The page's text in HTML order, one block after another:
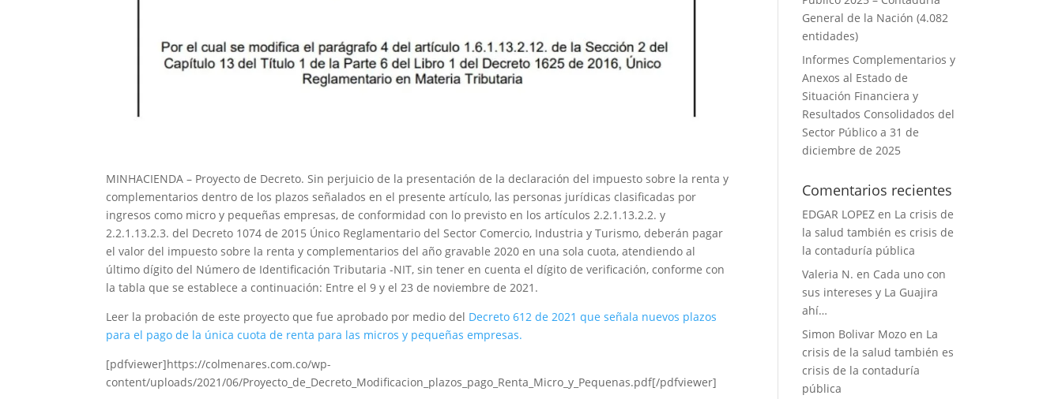
MINHACIENDA – Proyecto de Decreto. Sin perjuicio de la presentación de la declaración del impuesto sobre la renta y
complementarios dentro de los plazos señalados en el presente artículo, las personas jurídicas clasificadas por
ingresos como micro y pequeñas empresas, de conformidad con lo previsto en los artículos 2.2.1.13.2.2. y
2.2.1.13.2.3. del Decreto 1074 de 2015 Único Reglamentario del Sector Comercio, Industria y Turismo, deberán pagar
el valor del impuesto sobre la renta y complementarios del año gravable 2020 en una sola cuota, atendiendo al
último dígito del Número de Identificación Tributaria -NIT, sin tener en cuenta el dígito de verificación, conforme con
la tabla que se establece a continuación: Entre el 9 y el 23 de noviembre de 2021.
Leer la probación de este proyecto que fue aprobado por medio del Decreto 612 de 2021 que señala nuevos plazos
para el pago de la única cuota de renta para las micros y pequeñas empresas.
[pdfviewer]https://colmenares.com.co/wp-
content/uploads/2021/06/Proyecto_de_Decreto_Modificacion_plazos_pago_Renta_Micro_y_Pequenas.pdf[/pdfviewer]
General de la Nación (4.082
entidades)
Informes Complementarios y
Anexos al Estado de
Situación Financiera y
Resultados Consolidados del
Sector Público a 31 de
diciembre de 2025
Comentarios recientes
EDGAR LOPEZ en La crisis de
la salud también es crisis de
la contaduría pública
Valeria N. en Cada uno con
sus intereses y La Guajira
ahí…
Simon Bolivar Mozo en La
crisis de la salud también es
crisis de la contaduría
pública